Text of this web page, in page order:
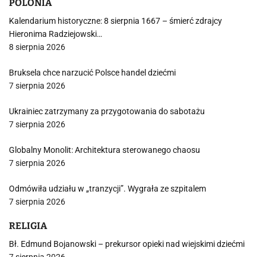
POLONIA
Kalendarium historyczne: 8 sierpnia 1667 – śmierć zdrajcy
Hieronima Radziejowski…
8 sierpnia 2026
Bruksela chce narzucić Polsce handel dziećmi
7 sierpnia 2026
Ukrainiec zatrzymany za przygotowania do sabotażu
7 sierpnia 2026
Globalny Monolit: Architektura sterowanego chaosu
7 sierpnia 2026
Odmówiła udziału w „tranzycji”. Wygrała ze szpitalem
7 sierpnia 2026
RELIGIA
Bł. Edmund Bojanowski – prekursor opieki nad wiejskimi dziećmi